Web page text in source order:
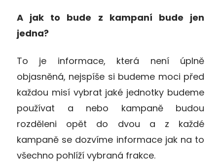
A jak to bude z kampaní bude jen
jedna?
To je informace, která není úplně
objasněná, nejspíše si budeme moci před
každou misí vybrat jaké jednotky budeme
používat a nebo kampaně budou
rozděleni opět do dvou a z každé
kampaně se dozvíme informace jak na to
všechno pohlíží vybraná frakce.